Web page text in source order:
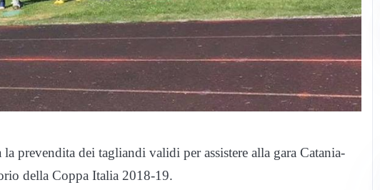
prevendita dei tagliandi validi per assistere alla gara Catania-
della Coppa Italia 2018-19.